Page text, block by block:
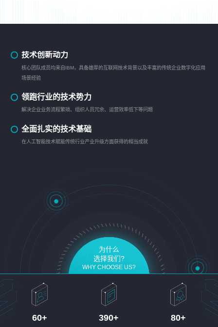
技术创新动力
核心团队成员均来自IBM，具备雄厚的互联网技术背景以及丰富的传统企业数字化应用
场景经验
领跑行业的技术势力
解决企业业务流程繁琐、组织人员冗余、运营效率低下等问题
全面扎实的技术基础
在人工智能技术赋能传统行业产业升级方面获得的相当成就
为什么
选择我们?
WHY CHOOSE US?
60+ 390+ 80+